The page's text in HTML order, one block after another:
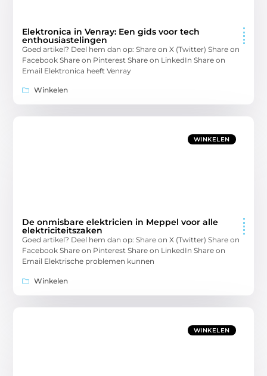
Elektronica in Venray: Een gids voor tech
enthousiastelingen
Goed artikel? Deel hem dan op: Share on X (Twitter) Share on
Facebook Share on Pinterest Share on LinkedIn Share on
Email Elektronica heeft Venray
Winkelen
WINKELEN
De onmisbare elektricien in Meppel voor alle
elektriciteitszaken
Goed artikel? Deel hem dan op: Share on X (Twitter) Share on
Facebook Share on Pinterest Share on LinkedIn Share on
Email Elektrische problemen kunnen
Winkelen
WINKELEN